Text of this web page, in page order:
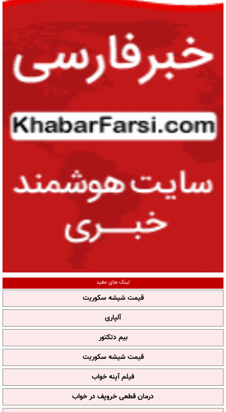
لینک های مفید
قیمت شیشه سکوریت
آلپاری
بیم دتکتور
قیمت شیشه سکوریت
فیلم آپنه خواب
درمان قطعی خروپف در خواب